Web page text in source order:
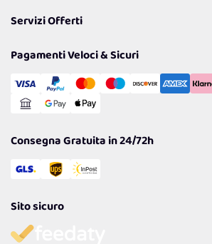
Politiche per la parità di genere
Resi
Spedizioni
Cookie Policy
Gestisci Cookie
Servizi Offerti
Reso Facile e Veloce
Pagamenti Veloci & Sicuri
Consegna Gratuita in 24/72h
Sito sicuro